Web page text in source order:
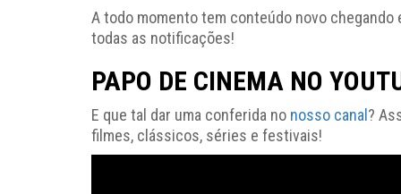
A todo momento tem conteúdo novo
todas as notificações!
PAPO DE CINEMA NO
E que tal dar uma conferida no nosso canal ?
filmes, clássicos, séries e festivais!